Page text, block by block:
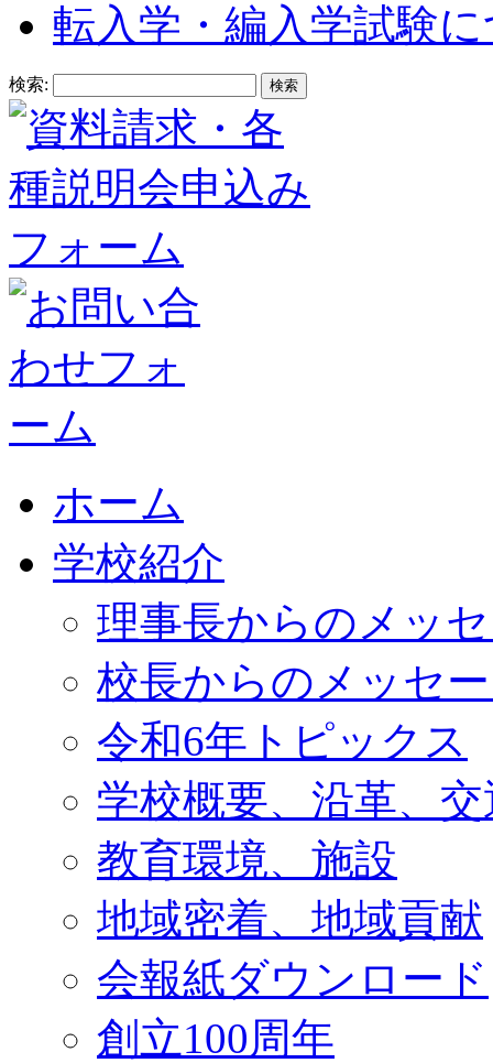
転入学・編入学試験
検索:
ホーム
学校紹介
理事長からのメッ
校長からのメッセ
令和6年トピックス
学校概要、沿革、
教育環境、施設
地域密着、地域貢献
会報紙ダウンロード
創立100周年